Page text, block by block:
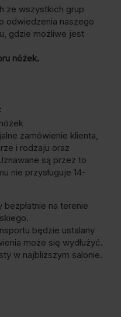
ze wszystkich grup
odwiedzenia naszego
gdzie możliwe jest
nóżek.
zamówienie klienta,
i rodzaju oraz
są przez to
nie przysługuje 14-
bezpłatnie na terenie
będzie ustalany
może się wydłużyć.
w najbliższym salonie.